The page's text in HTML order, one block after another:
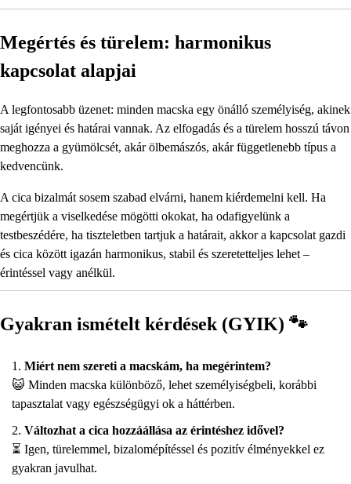
Megértés és türelem: harmonikus
kapcsolat alapjai
A legfontosabb üzenet: minden macska egy önálló személyiség, akinek
saját igényei és határai vannak. Az elfogadás és a türelem hosszú távon
meghozza a gyümölcsét, akár ölbemászós, akár függetlenebb típus a
kedvencünk.
A cica bizalmát sosem szabad elvárni, hanem kiérdemelni kell. Ha
megértjük a viselkedése mögötti okokat, ha odafigyelünk a
testbeszédére, ha tiszteletben tartjuk a határait, akkor a kapcsolat gazdi
és cica között igazán harmonikus, stabil és szeretetteljes lehet –
érintéssel vagy anélkül.
Gyakran ismételt kérdések (GYIK) 🐾
Miért nem szereti a macskám, ha megérintem?
😺 Minden macska különböző, lehet személyiségbeli, korábbi
tapasztalat vagy egészségügyi ok a háttérben.
Változhat a cica hozzáállása az érintéshez idővel?
⏳ Igen, türelemmel, bizalomépítéssel és pozitív élményekkel ez
gyakran javulhat.